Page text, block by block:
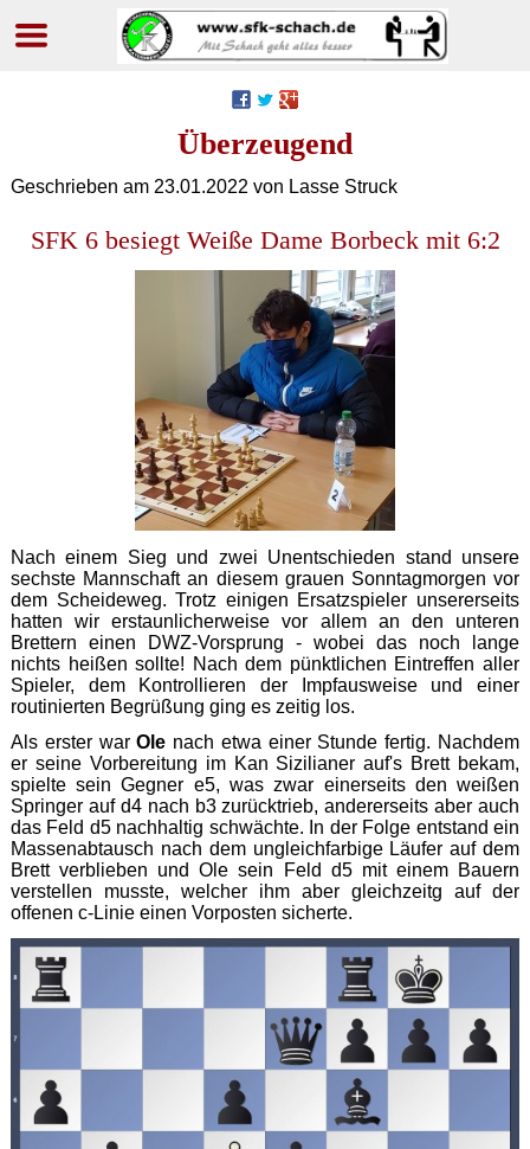
Überzeugend
Geschrieben am 23.01.2022 von Lasse Struck
SFK 6 besiegt Weiße Dame Borbeck mit 6:2
Nach einem Sieg und zwei Unentschieden stand unsere
sechste Mannschaft an diesem grauen Sonntagmorgen vor
dem Scheideweg. Trotz einigen Ersatzspieler unsererseits
hatten wir erstaunlicherweise vor allem an den unteren
Brettern einen DWZ-Vorsprung - wobei das noch lange
nichts heißen sollte! Nach dem pünktlichen Eintreffen aller
Spieler, dem Kontrollieren der Impfausweise und einer
routinierten Begrüßung ging es zeitig los.
Als erster warOle nach etwa einer Stunde fertig. Nachdem
er seine Vorbereitung im Kan Sizilianer auf's Brett bekam,
spielte sein Gegner e5, was zwar einerseits den weißen
Springer auf d4 nach b3 zurücktrieb, andererseits aber auch
das Feld d5 nachhaltig schwächte. In der Folge entstand ein
Massenabtausch nach dem ungleichfarbige Läufer auf dem
Brett verblieben und Ole sein Feld d5 mit einem Bauern
verstellen musste, welcher ihm aber gleichzeitg auf der
offenen c-Linie einen Vorposten sicherte.